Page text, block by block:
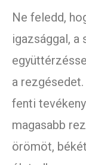
Ne feledd,
igazsággal,
a
fenti
magasabb
örömöt,